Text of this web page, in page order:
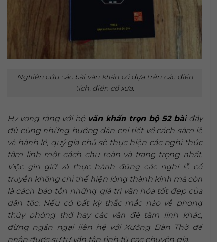
Nghiên cứu các bài văn khấn cổ dựa trên các điển
tích, điển cố xưa.
Hy vọng rằng với bộ văn khấn trọn bộ 52 bàiđầy
đủ cùng những hướng dẫn chi tiết về cách sắm lễ
và hành lễ, quý gia chủ sẽ thực hiện các nghi thức
tâm linh một cách chu toàn và trang trọng nhất.
Việc gìn giữ và thực hành đúng các nghi lễ cổ
truyền không chỉ thể hiện lòng thành kính mà còn
là cách bảo tồn những giá trị văn hóa tốt đẹp của
dân tộc. Nếu có bất kỳ thắc mắc nào về phong
thủy phòng thờ hay các vấn đề tâm linh khác,
đừng ngần ngại liên hệ với Xưởng Bàn Thờ để
nhận được sự tư vấn tận tình từ các chuyên gia.